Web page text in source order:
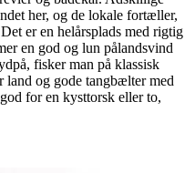
her, og de lokale fortæller,
er en helårsplads med rigtig
en god og lun pålandsvind
fisker man på klassisk
land og gode tangbælter med
for en kysttorsk eller to,